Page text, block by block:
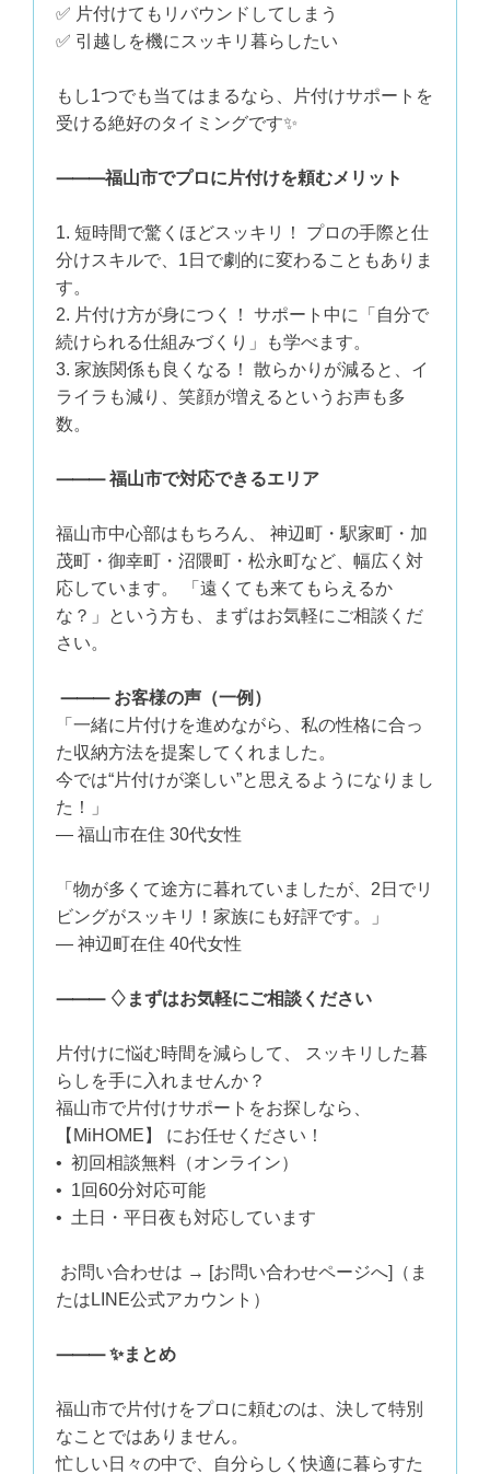
✅ 片付けてもリバウンドしてしまう
✅ 引越しを機にスッキリ暮らしたい
もし1つでも当てはまるなら、片付けサポートを
受ける絶好のタイミングです✨
⸻福山市でプロに片付けを頼むメリット
1. 短時間で驚くほどスッキリ！ プロの手際と仕
分けスキルで、1日で劇的に変わることもありま
す。
2. 片付け方が身につく！ サポート中に「自分で
続けられる仕組みづくり」も学べます。
3. 家族関係も良くなる！ 散らかりが減ると、イ
ライラも減り、笑顔が増えるというお声も多
数。
⸻ 福山市で対応できるエリア
福山市中心部はもちろん、 神辺町・駅家町・加
茂町・御幸町・沼隈町・松永町など、幅広く対
応しています。 「遠くても来てもらえるか
な？」という方も、まずはお気軽にご相談くだ
さい。
⸻ お客様の声（一例）
「一緒に片付けを進めながら、私の性格に合っ
た収納方法を提案してくれました。
今では“片付けが楽しい”と思えるようになりまし
た！」
— 福山市在住 30代女性
「物が多くて途方に暮れていましたが、2日でリ
ビングがスッキリ！家族にも好評です。」
— 神辺町在住 40代女性
⸻ ♢まずはお気軽にご相談ください
片付けに悩む時間を減らして、 スッキリした暮
らしを手に入れませんか？
福山市で片付けサポートをお探しなら、
【MiHOME】 にお任せください！
• 初回相談無料（オンライン）
• 1回60分対応可能
• 土日・平日夜も対応しています
お問い合わせは → [お問い合わせページへ]（ま
たはLINE公式アカウント）
⸻ ✨まとめ
福山市で片付けをプロに頼むのは、決して特別
なことではありません。
忙しい日々の中で、自分らしく快適に暮らすた